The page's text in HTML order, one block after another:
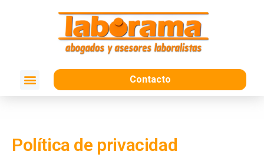
Contacto
Política de privacidad